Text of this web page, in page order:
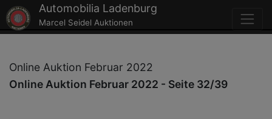
Automobilia Ladenburg
Marcel Seidel Auktionen
Online Auktion Februar 2022
Online Auktion Februar 2022 - Seite 32/39